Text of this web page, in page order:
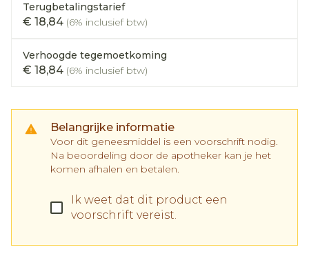
Terugbetalingstarief
€ 18,84 (6% inclusief btw)
Verhoogde tegemoetkoming
€ 18,84 (6% inclusief btw)
Belangrijke informatie
Voor dit geneesmiddel is een voorschrift nodig.
Na beoordeling door de apotheker kan je het
komen afhalen en betalen.
Ik weet dat dit product een
voorschrift vereist.